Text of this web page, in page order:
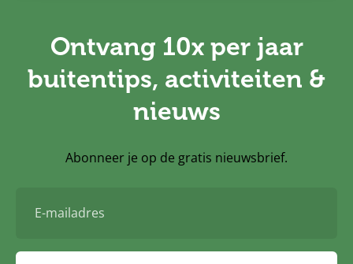
Ontvang 10x per jaar
buitentips, activiteiten &
nieuws
Abonneer je op de gratis nieuwsbrief.
mailadres